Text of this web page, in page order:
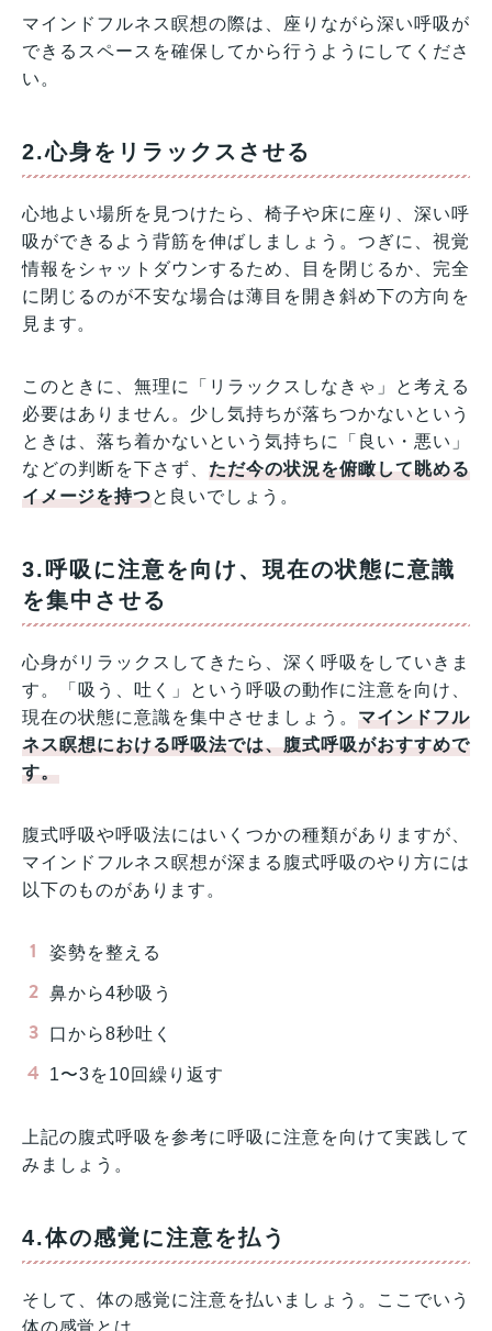
マインドフルネス瞑想の際は、座りながら深い呼吸が
できるスペースを確保してから行うようにしてくださ
い。
2.心身をリラックスさせる
心地よい場所を見つけたら、椅子や床に座り、深い呼
吸ができるよう背筋を伸ばしましょう。つぎに、視覚
情報をシャットダウンするため、目を閉じるか、完全
に閉じるのが不安な場合は薄目を開き斜め下の方向を
見ます。
このときに、無理に「リラックスしなきゃ」と考える
必要はありません。少し気持ちが落ちつかないという
ときは、落ち着かないという気持ちに「良い・悪い」
などの判断を下さず、ただ今の状況を俯瞰して眺める
イメージを持つと良いでしょう。
3.呼吸に注意を向け、現在の状態に意識
を集中させる
心身がリラックスしてきたら、深く呼吸をしていきま
す。「吸う、吐く」という呼吸の動作に注意を向け、
現在の状態に意識を集中させましょう。マインドフル
ネス瞑想における呼吸法では、腹式呼吸がおすすめで
す。
腹式呼吸や呼吸法にはいくつかの種類がありますが、
マインドフルネス瞑想が深まる腹式呼吸のやり方には
以下のものがあります。
姿勢を整える
鼻から4秒吸う
口から8秒吐く
1〜3を10回繰り返す
上記の腹式呼吸を参考に呼吸に注意を向けて実践して
みましょう。
4.体の感覚に注意を払う
そして、体の感覚に注意を払いましょう。ここでいう
体の感覚とは、